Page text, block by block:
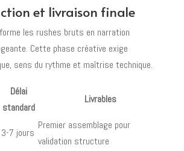
et livraison finale
les rushes bruts en narration
Cette phase créative exige
sens du rythme et maîtrise technique.
Délai
standard
Livrables
3-7 jours
Premier assemblage pour
validation structure